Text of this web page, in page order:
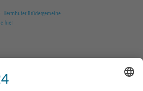
Brüdergemeine
hier
Hirschstein
Staucha